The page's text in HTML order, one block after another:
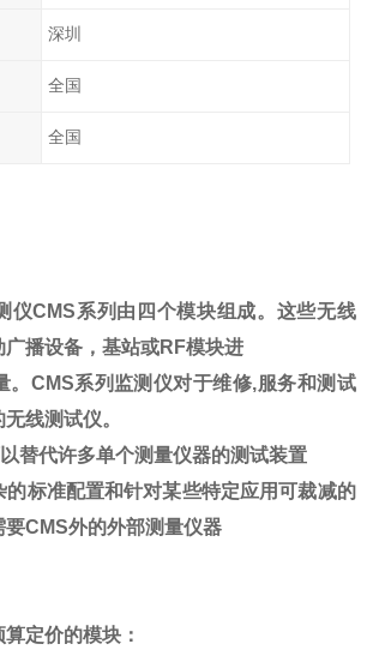
深圳
全国
全国
仪CMS系列由四个模块组成。这些无线
播设备，基站或RF模块进
。CMS系列监测仪对于维修,服务和测试
线测试仪。
替代许多单个测量仪器的测试装置
的标准配置和针对某些特定应用可裁减的
CMS外的外部测量仪器
定价的模块：